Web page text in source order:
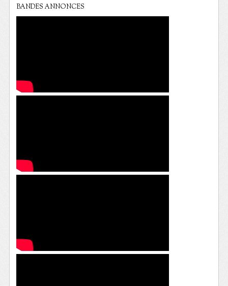
BANDES ANNONCES